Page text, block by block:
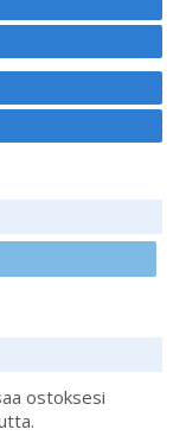
ostoksesi